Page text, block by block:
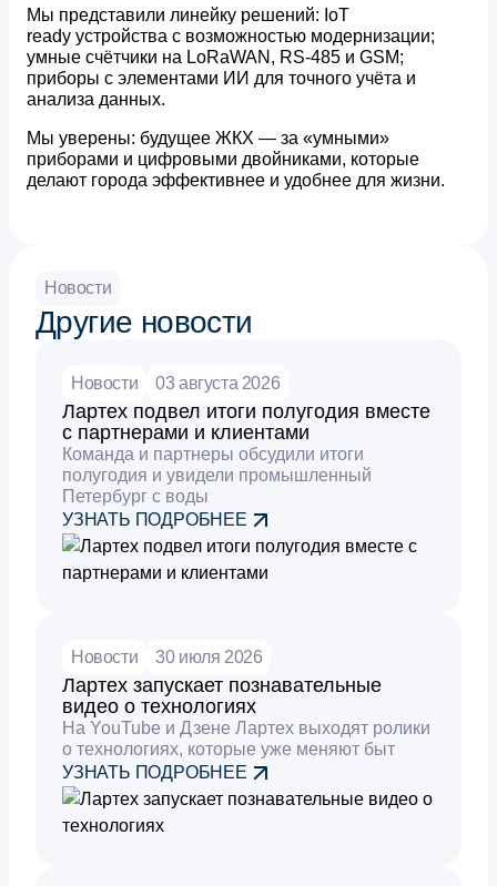
Мы представили линейку решений: IoT
ready устройства с возможностью модернизации;
умные счётчики на LoRaWAN, RS-485 и GSM;
приборы с элементами ИИ для точного учёта и
анализа данных.
Мы уверены: будущее ЖКХ — за «умными»
приборами и цифровыми двойниками, которые
делают города эффективнее и удобнее для жизни.
Новости
Другие новости
Новости 03 августа 2026
Лартех подвел итоги полугодия вместе
с партнерами и клиентами
Команда и партнеры обсудили итоги
полугодия и увидели промышленный
Петербург с воды
УЗНАТЬ ПОДРОБНЕЕ
Новости 30 июля 2026
Лартех запускает познавательные
видео о технологиях
На YouTube и Дзене Лартех выходят ролики
о технологиях, которые уже меняют быт
УЗНАТЬ ПОДРОБНЕЕ